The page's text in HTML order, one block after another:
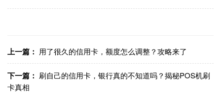
上一篇： 用了很久的信用卡，额度怎么调整？攻略来了
下一篇： 刷自己的信用卡，银行真的不知道吗？揭秘POS机刷
卡真相